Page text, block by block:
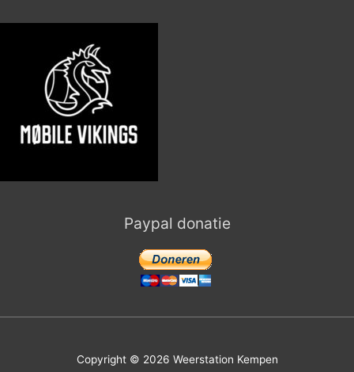
Paypal donatie
Copyright © 2026 Weerstation Kempen